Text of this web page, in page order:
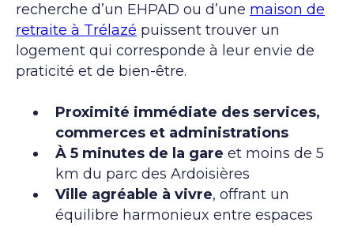
recherche d’un EHPAD ou d’une maison de
retraite à Trélazé puissent trouver un
logement qui corresponde à leur envie de
praticité et de bien-être.
Proximité immédiate des services,
commerces et administrations
À 5 minutes de la gare et moins de 5
km du parc des Ardoisières
Ville agréable à vivre, offrant un
équilibre harmonieux entre espaces